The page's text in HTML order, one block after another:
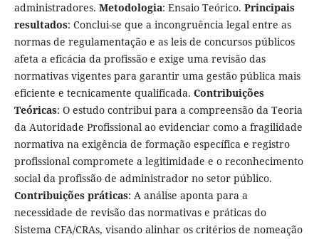
administradores. Metodologia: Ensaio Teórico. Principais
resultados: Conclui-se que a incongruência legal entre as
normas de regulamentação e as leis de concursos públicos
afeta a eficácia da profissão e exige uma revisão das
normativas vigentes para garantir uma gestão pública mais
eficiente e tecnicamente qualificada. Contribuições
Teóricas: O estudo contribui para a compreensão da Teoria
da Autoridade Profissional ao evidenciar como a fragilidade
normativa na exigência de formação específica e registro
profissional compromete a legitimidade e o reconhecimento
social da profissão de administrador no setor público.
Contribuições práticas: A análise aponta para a
necessidade de revisão das normativas e práticas do
Sistema CFA/CRAs, visando alinhar os critérios de nomeação